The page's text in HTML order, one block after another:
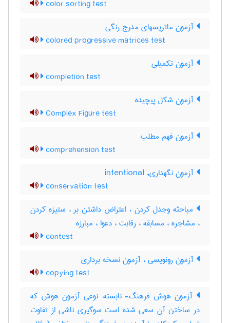
color sorting test
آزمون ماتریسهای مدرج رنگی
colored progressive matrices test
آزمون تکمیلی
completion test
آزمون شكل پيچيده
Complex Figure test
آزمون فهم مطلب
comprehension test
آزمون نگهداری, intentional
conservation test
مباحثه وجدل کردن ، اعتراض داشتن بر ، ستیزه کردن
، مشاجره ، مسابقه ، رقابت ، دعوا ، مبارزه
contest
آزمون رونویسی ، آزمون نسخه برداری
copying test
آزمون هوش فرهنگ- نابسته: نوعی آزمون هوش که
در ساختن آن سعی شده است سوگیری ناشی از تفاوت